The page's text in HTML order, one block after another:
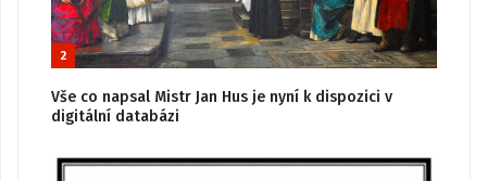
2
Vše co napsal Mistr Jan Hus je nyní k dispozici v
digitální databázi